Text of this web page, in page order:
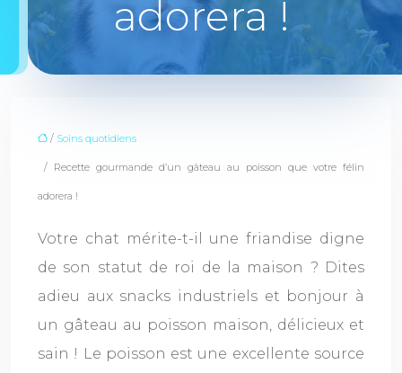
adorera !
/ Soins quotidiens
/ Recette gourmande d’un gâteau au poisson que votre félin
adorera !
Votre chat mérite-t-il une friandise digne
de son statut de roi de la maison ? Dites
adieu aux snacks industriels et bonjour à
un gâteau au poisson maison, délicieux et
sain ! Le poisson est une excellente source